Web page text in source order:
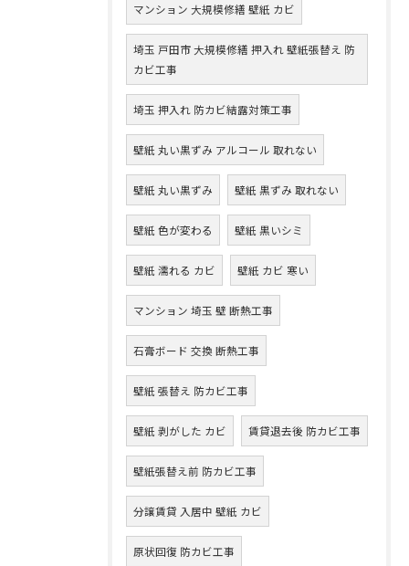
マンション 大規模修繕 壁紙 カビ
埼玉 戸田市 大規模修繕 押入れ 壁紙張替え 防
カビ工事
埼玉 押入れ 防カビ結露対策工事
壁紙 丸い黒ずみ アルコール 取れない
壁紙 丸い黒ずみ 壁紙 黒ずみ 取れない
壁紙 色が変わる 壁紙 黒いシミ
壁紙 濡れる カビ 壁紙 カビ 寒い
マンション 埼玉 壁 断熱工事
石膏ボード 交換 断熱工事
壁紙 張替え 防カビ工事
壁紙 剥がした カビ 賃貸退去後 防カビ工事
壁紙張替え前 防カビ工事
分譲賃貸 入居中 壁紙 カビ
原状回復 防カビ工事